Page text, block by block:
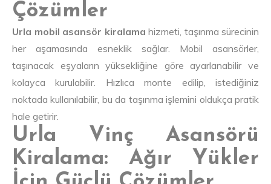
Çözümler
Urla mobil asansör kiralama hizmeti, taşınma sürecinin
her aşamasında esneklik sağlar. Mobil asansörler,
taşınacak eşyaların yüksekliğine göre ayarlanabilir ve
kolayca kurulabilir. Hızlıca monte edilip, istediğiniz
noktada kullanılabilir, bu da taşınma işlemini oldukça pratik
hale getirir.
Urla Vinç Asansörü
Kiralama: Ağır Yükler